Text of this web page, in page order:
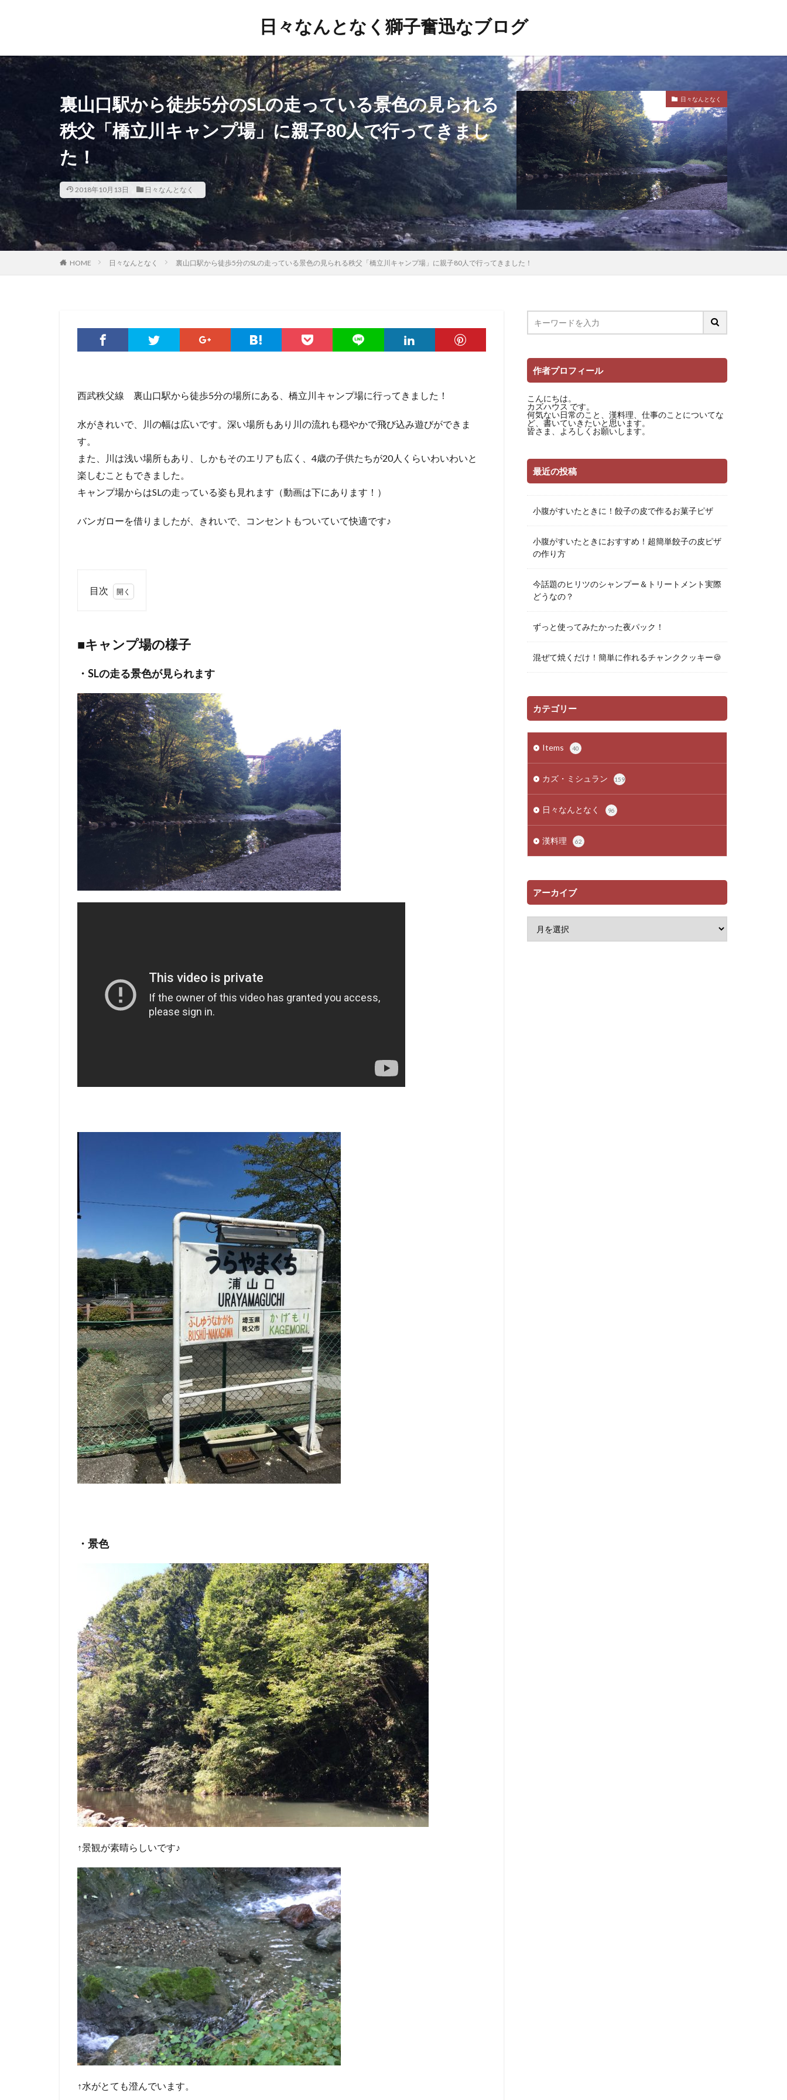
日々なんとなく獅子奮迅なブログ
裏山口駅から徒歩5分のSLの走っている景色の見られる
秩父「橋立川キャンプ場」に親子80人で行ってきまし
た！
2018年10月13日 日々なんとなく
日々なんとなく
HOME 日々なんとなく 裏山口駅から徒歩5分のSLの走っている景色の見られる秩父「橋立川キャンプ場」に親子80人で行ってきました！
西武秩父線 裏山口駅から徒歩5分の場所にある、橋立川キャンプ場に行ってきました！
水がきれいで、川の幅は広いです。深い場所もあり川の流れも穏やかで飛び込み遊びができま
す。
また、川は浅い場所もあり、しかもそのエリアも広く、4歳の子供たちが20人くらいわいわいと
楽しむこともできました。
キャンプ場からはSLの走っている姿も見れます（動画は下にあります！）
バンガローを借りましたが、きれいで、コンセントもついていて快適です♪
目次
ン
場
様
子
1.1
・SL
る景
れま
す
1.2
び込
める
飯エ
・キ
1.7
2
■詳
細
情
報
2.1
＜料
金＞
2.2
＜住
所・
TEL
など
＞
■キャンプ場の様子
・SLの走る景色が見られます
・景色
↑景観が素晴らしいです♪
↑水がとても澄んでいます。
作者プロフィール
こんにちは。
カズハウス です。
何気ない日常のこと、漢料理、仕事のことについてな
ど、書いていきたいと思います。
皆さま、よろしくお願いします。
最近の投稿
小腹がすいたときに！餃子の皮で作るお菓子ピザ
小腹がすいたときにおすすめ！超簡単餃子の皮ピザ
の作り方
今話題のヒリツのシャンプー＆トリートメント実際
どうなの？
ずっと使ってみたかった夜パック！
混ぜて焼くだけ！簡単に作れるチャンククッキー🍪
カテゴリー
Items 40
カズ・ミシュラン 159
日々なんとなく 96
漢料理 62
アーカイブ